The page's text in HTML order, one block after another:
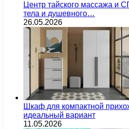
Центр тайского массажа и
тела и душевного…
26.05.2026
Шкаф для компактной
идеальный вариант
11.05.2026